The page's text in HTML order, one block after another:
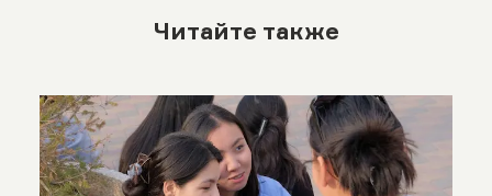
Читайте также